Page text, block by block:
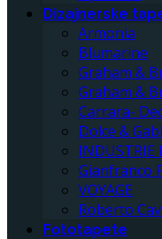
Dizajnerske
Armonia
Blumarine
Graham &
Graham &
Carrara-
Dolce &
INDUSTRIE
Gianfranco
VOYAGE
Roberto
Fototapete